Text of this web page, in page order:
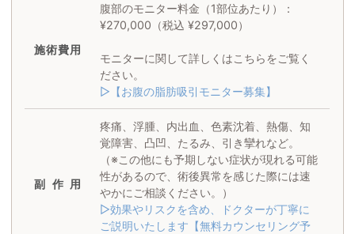
施術費用
腹部のモニター料金（1部位あたり）：
¥270,000（税込 ¥297,000）
モニターに関して詳しくはこちらをご覧く
ださい。
▷【お腹の脂肪吸引モニター募集】
副作用
疼痛、浮腫、内出血、色素沈着、熱傷、知
覚障害、凸凹、たるみ、引き攣れなど。
（※この他にも予期しない症状が現れる可能
性があるので、術後異常を感じた際には速
やかにご相談ください。）
▷効果やリスクを含め、ドクターが丁寧に
ご説明いたします【無料カウンセリング予